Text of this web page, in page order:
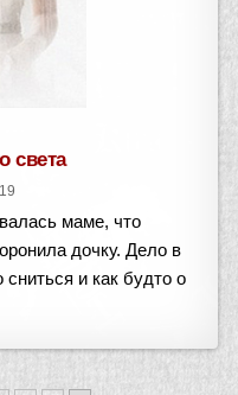
света
маме, что
дочку. Дело в
сниться и как будто о